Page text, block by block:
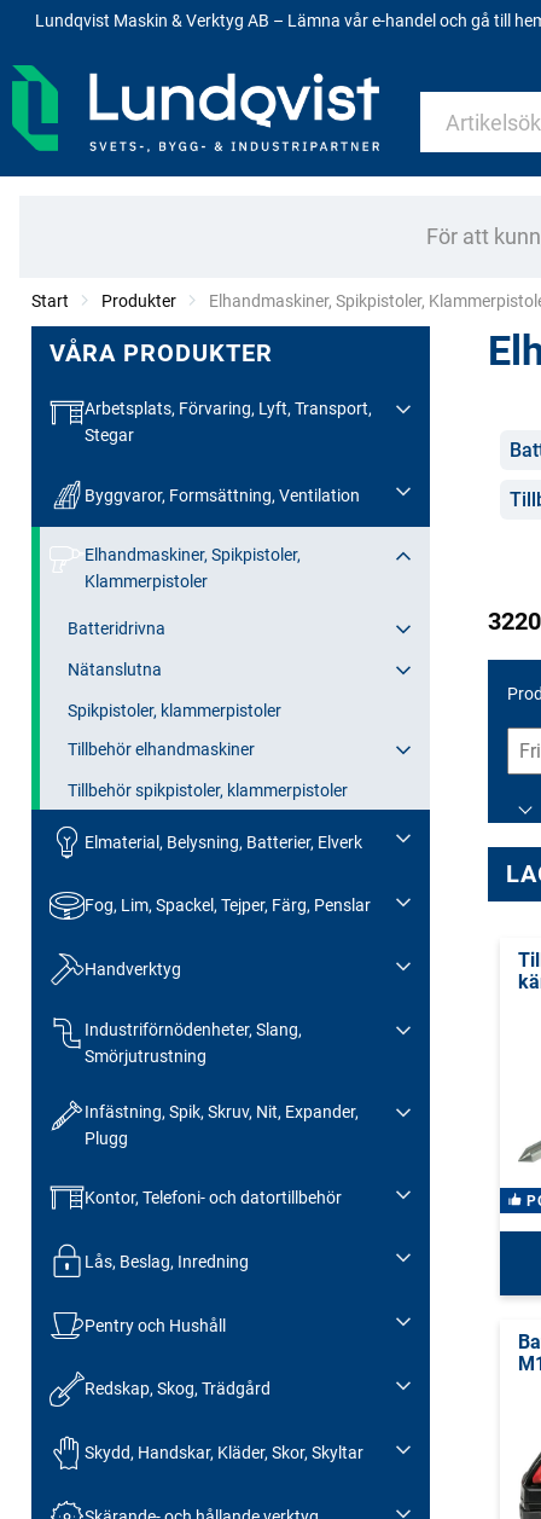
Lundqvist Maskin & Verktyg AB – Lämna vår e-handel och gå till
För att
Start Produkter Current:
Elhandmaskiner, Spikpistoler,
VÅRA PRODUKTER
Arbetsplats, Förvaring, Lyft, Transport,
Stegar
Byggvaror, Formsättning, Ventilation
Elhandmaskiner, Spikpistoler,
Klammerpistoler
Batteridrivna
Nätanslutna
Spikpistoler, klammerpistoler
Tillbehör elhandmaskiner
Tillbehör spikpistoler, klammerpistoler
Elmaterial, Belysning, Batterier, Elverk
Fog, Lim, Spackel, Tejper, Färg, Penslar
Handverktyg
Industriförnödenheter, Slang,
Smörjutrustning
Infästning, Spik, Skruv, Nit, Expander,
Plugg
Kontor, Telefoni- och datortillbehör
Lås, Beslag, Inredning
Pentry och Hushåll
Redskap, Skog, Trädgård
Skydd, Handskar, Kläder, Skor, Skyltar